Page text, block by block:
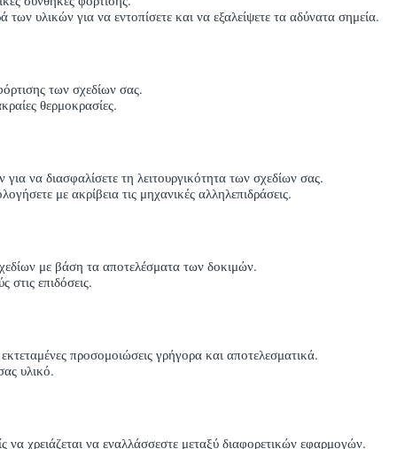
υλικών για να εντοπίσετε και να εξαλείψετε τα αδύνατα σημεία.
των σχεδίων σας.
θερμοκρασίες.
να διασφαλίσετε τη λειτουργικότητα των σχεδίων σας.
με ακρίβεια τις μηχανικές αλληλεπιδράσεις.
με βάση τα αποτελέσματα των δοκιμών.
επιδόσεις.
προσομοιώσεις γρήγορα και αποτελεσματικά.
υλικό.
χρειάζεται να εναλλάσσεστε μεταξύ διαφορετικών εφαρμογών.